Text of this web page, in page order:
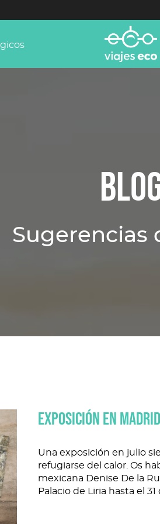
Sugerencias
EXPOSICIÓN EN
Una exposición en julio
refugiarse del calor. Os
mexicana Denise De la
Palacio de Liria hasta el